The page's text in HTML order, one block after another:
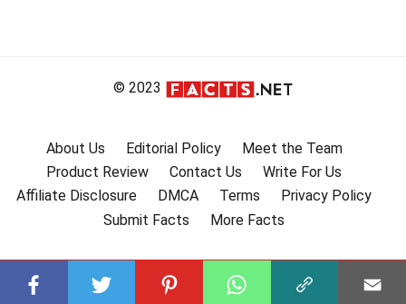
© 2023
About Us Editorial Policy
Meet the Team
Product Review
Contact Us
Write For Us
Affiliate Disclosure
DMCA Terms
Privacy Policy
Submit Facts
More Facts
Subscribe to our channel